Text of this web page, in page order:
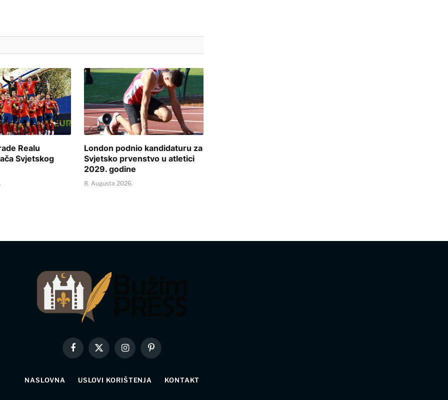
Realu
Svjetskog
London podnio kandidaturu za
Svjetsko prvenstvo u atletici
2029. godine
8. Augusta 2026.
Facebook
X
(Twitter)
InstagramPinterest
NASLOVNA USLOVI KORIŠTENJA KONTAKT